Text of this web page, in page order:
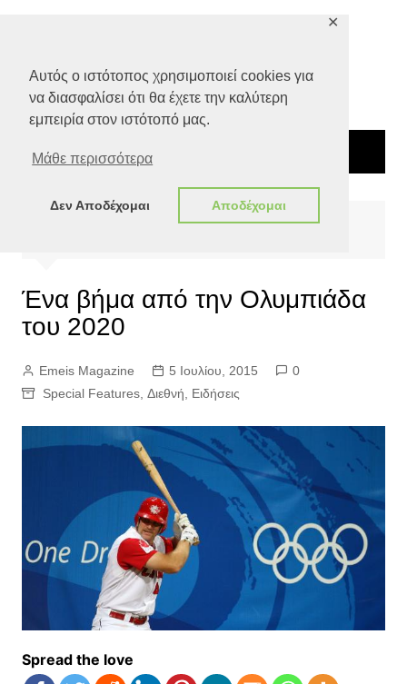
Αυτός ο ιστότοπος χρησιμοποιεί cookies για
να διασφαλίσει ότι θα έχετε την καλύτερη
εμπειρία στον ιστότοπό μας.
Μάθε περισσότερα
Δεν Αποδέχομαι Αποδέχομαι
✕
Special Features
Ένα βήμα από την Ολυμπιάδα
του 2020
Emeis Magazine 5 Ιουλίου, 2015
0
Special Features, Διεθνή Ειδήσεις
Spread the love